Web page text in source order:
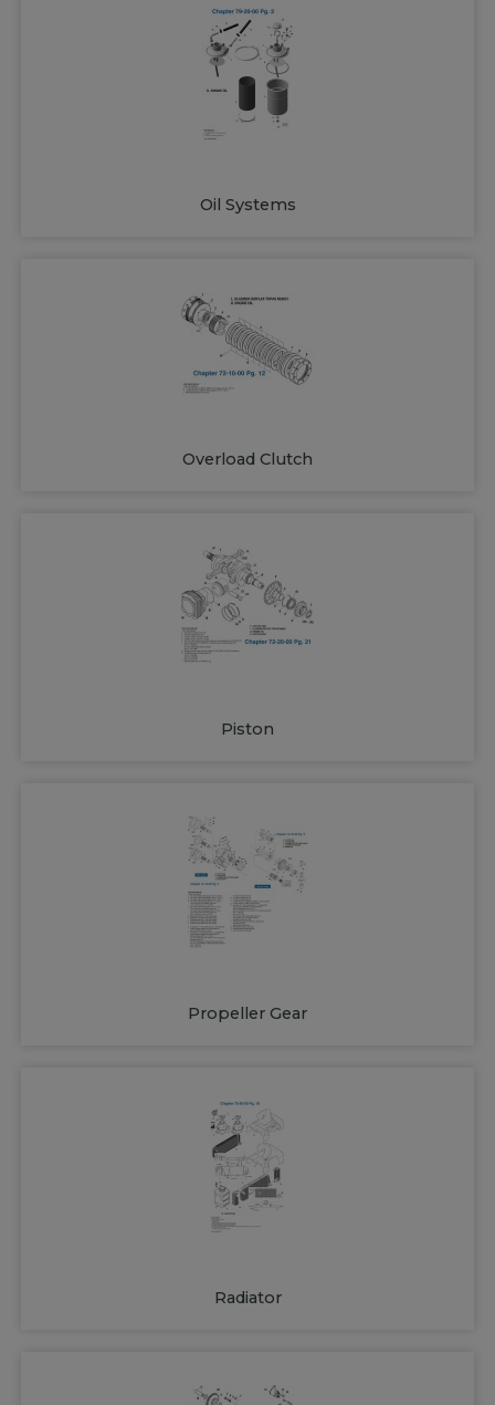
Oil Systems
Overload Clutch
Piston
Propeller Gear
Radiator